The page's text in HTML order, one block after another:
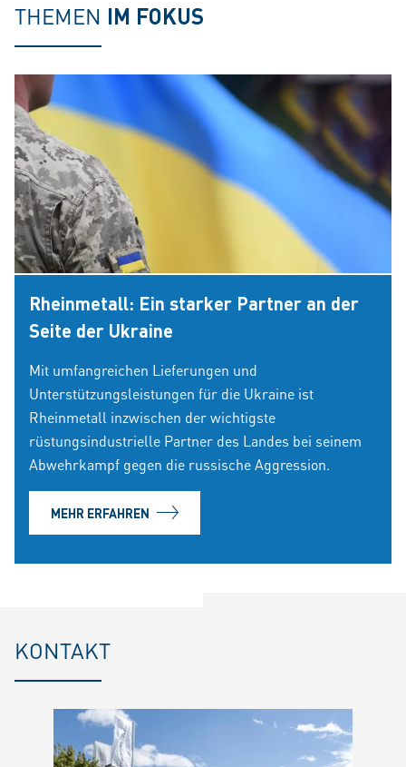
THEMEN IM FOKUS
Rheinmetall: Ein starker Partner an der
Seite der Ukraine
Mit umfangreichen Lieferungen und
Unterstützungsleistungen für die Ukraine ist
Rheinmetall inzwischen der wichtigste
rüstungsindustrielle Partner des Landes bei seinem
Abwehrkampf gegen die russische Aggression.
MEHR ERFAHREN
KONTAKT